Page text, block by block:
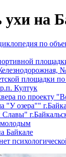
ухи на
по
площадки по
Култук
по проекту
"У озера""
молодым
Байкале